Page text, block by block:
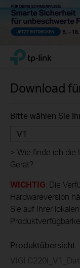
Click
navigation
TP-Link, Reliably Smart
Download
Bitte wählen Sie
V1
> Wie finde ich die
Gerät?
WICHTIG: Die
Hardwareversion
Sie auf Ihrer
Produktübersicht
VIGI